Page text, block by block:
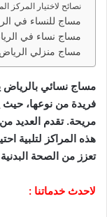
نصائح لاختيار المركز
مساج للنساء في
مساج نساء في
مساج منزلي الرياض ٢٤ ساعة نسائي
مساج نسائي بالرياض
فريدة من نوعها، حيث
مريحة. تقدم العديد
هذه المراكز لتلبية
تعزز من الصحة
لاحدث خدماتنا :